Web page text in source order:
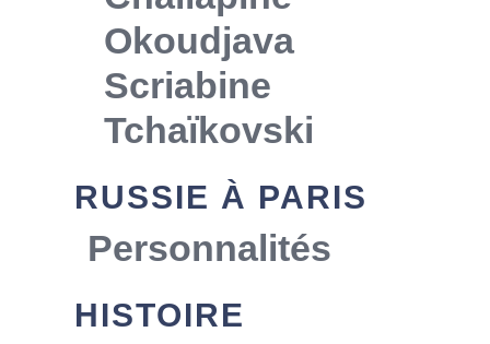
Okoudjava
Scriabine
Tchaïkovski
RUSSIE À PARIS
Personnalités
HISTOIRE